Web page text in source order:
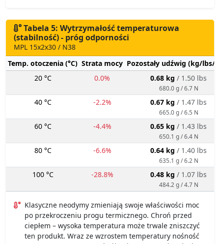
Tabela 5: Wytrzymałość temperaturowa
(stabilność) - próg odporności
MPL 15x2x30 / N38
Temp. otoczenia (°C) Strata mocy Pozostały udźwig (kg/lbs/
20 °C
0.0% 0.68 kg / 1.50 lbs
680.0 g / 6.7 N
40 °C -2.2% 0.67 kg / 1.47 lbs
665.0 g / 6.5 N
60 °C -4.4% 0.65 kg / 1.43 lbs
650.1 g / 6.4 N
80 °C -6.6% 0.64 kg / 1.40 lbs
635.1 g / 6.2 N
100 °C -28.8% 0.48 kg / 1.07 lbs
484.2 g / 4.7 N
Klasyczne neodymy zmieniają swoje właściwości moc
po przekroczeniu progu termicznego. Chroń przed
ciepłem – wysoka temperatura może trwale zniszczyć
ten produkt. Wraz ze wzrostem temperatury nośność